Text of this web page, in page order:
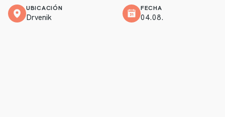
UBICACIÓN
Drvenik
FECHA
04.08.